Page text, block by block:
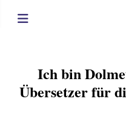
Ich bin
Übersetzer für